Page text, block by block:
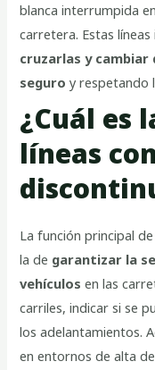
blanca interrumpida
carretera. Estas
cruzarlas y cambiar
seguroy respetando
¿Cuál es
líneas
La función principal
la de garantizar la
vehículos en las
carriles, indicar si se
los adelantamientos.
en entornos de alta